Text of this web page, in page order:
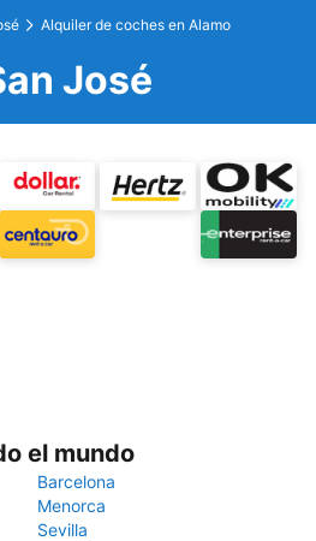
Alquiler de coches en Alamo
José
el mundo
Barcelona
Menorca
Sevilla